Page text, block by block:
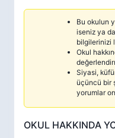
Bu okulun
iseniz ya
bilgilerinizi
Okul
Siyasi,
üçüncü bir
yorumlar
OKUL HAKKINDA